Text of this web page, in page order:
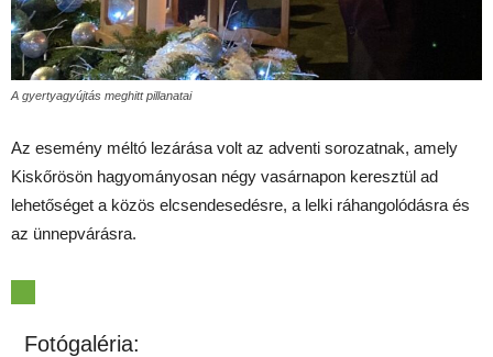
A gyertyagyújtás meghitt pillanatai
Az esemény méltó lezárása volt az adventi sorozatnak, amely
Kiskőrösön hagyományosan négy vasárnapon keresztül ad
lehetőséget a közös elcsendesedésre, a lelki ráhangolódásra és
az ünnepvárásra.
Fotógaléria: